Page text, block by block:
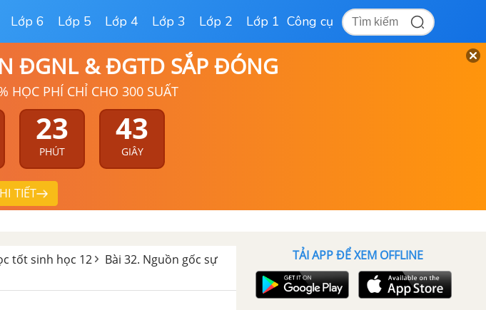
Lớp 6 Lớp 5 Lớp 4 Lớp 3 Lớp 2 Lớp 1 Công cụ
ĐGNL & ĐGTD SẮP ĐÓNG
HỌC PHÍ CHỈ CHO 300 SUẤT
23
PHÚT
42
GIÂY
TIẾT
tốt sinh học 12
Bài 32. Nguồn gốc sự
TẢI APP ĐỂ XEM OFFLINE